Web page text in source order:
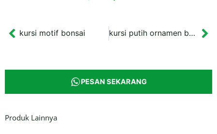
Prev
kursi motif bonsai kursi putih ornamen bunga
PESAN SEKARANG
Produk Lainnya